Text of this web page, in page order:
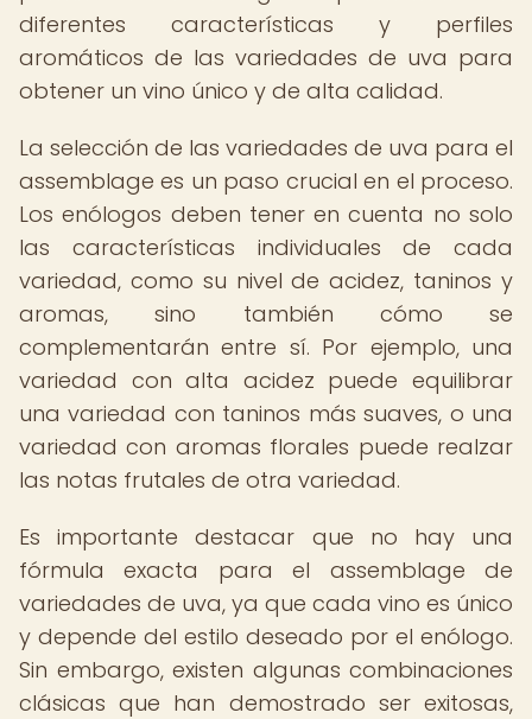
diferentes características y perfiles
aromáticos de las variedades de uva para
obtener un vino único y de alta calidad.
La selección de las variedades de uva para el
assemblage es un paso crucial en el proceso.
Los enólogos deben tener en cuenta no solo
las características individuales de cada
variedad, como su nivel de acidez, taninos y
aromas, sino también cómo se
complementarán entre sí. Por ejemplo, una
variedad con alta acidez puede equilibrar
una variedad con taninos más suaves, o una
variedad con aromas florales puede realzar
las notas frutales de otra variedad.
Es importante destacar que no hay una
fórmula exacta para el assemblage de
variedades de uva, ya que cada vino es único
y depende del estilo deseado por el enólogo.
Sin embargo, existen algunas combinaciones
clásicas que han demostrado ser exitosas,